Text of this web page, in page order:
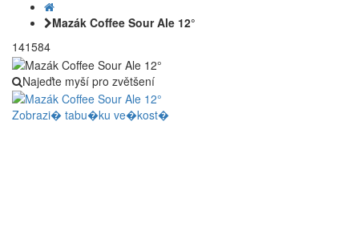
Mazák Coffee Sour Ale 12°
141584
Najeďte myší pro zvětšení
Zobrazi� tabu�ku ve�kost�